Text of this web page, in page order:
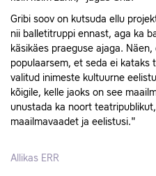
Gribi soov on kutsuda ellu
nii balletitruppi ennast, aga ka
käsikäes praeguse ajaga.
populaarsem, et seda ei kataks
valitud inimeste kultuurne
kõigile, kelle jaoks on see
unustada ka noort
maailmavaadet ja eelistusi."
Allikas ERR